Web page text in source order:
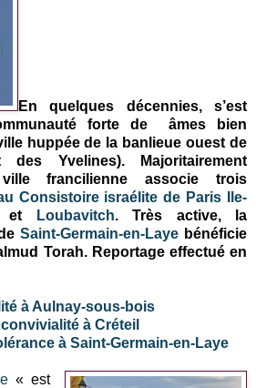
En quelques décennies, s’est
forte de âmes bien
huppée de la banlieue ouest de
des Yvelines). Majoritairement
francilienne associe trois
Consistoire israélite de Paris Ile-
Loubavitch. Très active, la
Saint-Germain-en-Layebénéficie
Torah. Reportage effectué en
à Aulnay-sous-bois
à Créteil
à Saint-Germain-en-Laye
« est